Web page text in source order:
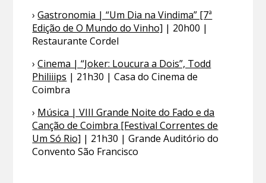
›Gastronomia | “Um Dia na Vindima” [7ª
Edição de O Mundo do Vinho] | 20h00 |
Restaurante Cordel
›Cinema | “Joker: Loucura a Dois”, Todd
Philiiips | 21h30 | Casa do Cinema de
Coimbra
› Música | VIII Grande Noite do Fado e da
Canção de Coimbra [Festival Correntes de
Um Só Rio] | 21h30 | Grande Auditório do
Convento São Francisco